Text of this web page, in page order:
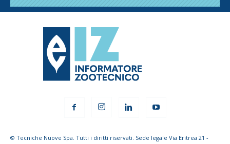
© Tecniche Nuove Spa. Tutti i diritti riservati. Sede legale Via Eritrea 21 -